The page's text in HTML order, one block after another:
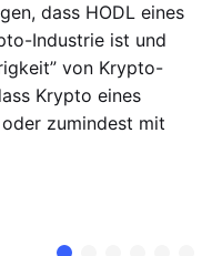
dass HODL eines
Industrie ist und
von Krypto-
Krypto eines
zumindest mit